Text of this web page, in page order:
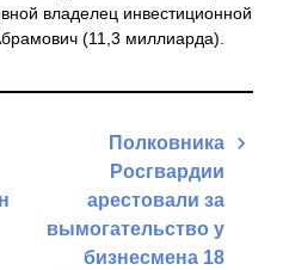
владелец инвестиционной
(11,3 миллиарда).
Полковника
Росгвардии
арестовали за
вымогательство у
бизнесмена 18